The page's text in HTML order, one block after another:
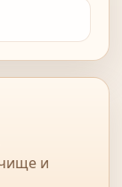
и